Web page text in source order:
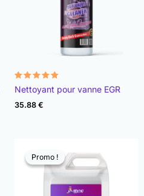
Note
4.93
sur 5
Nettoyant pour vanne EGR
35.88 €
Promo !
Promo !